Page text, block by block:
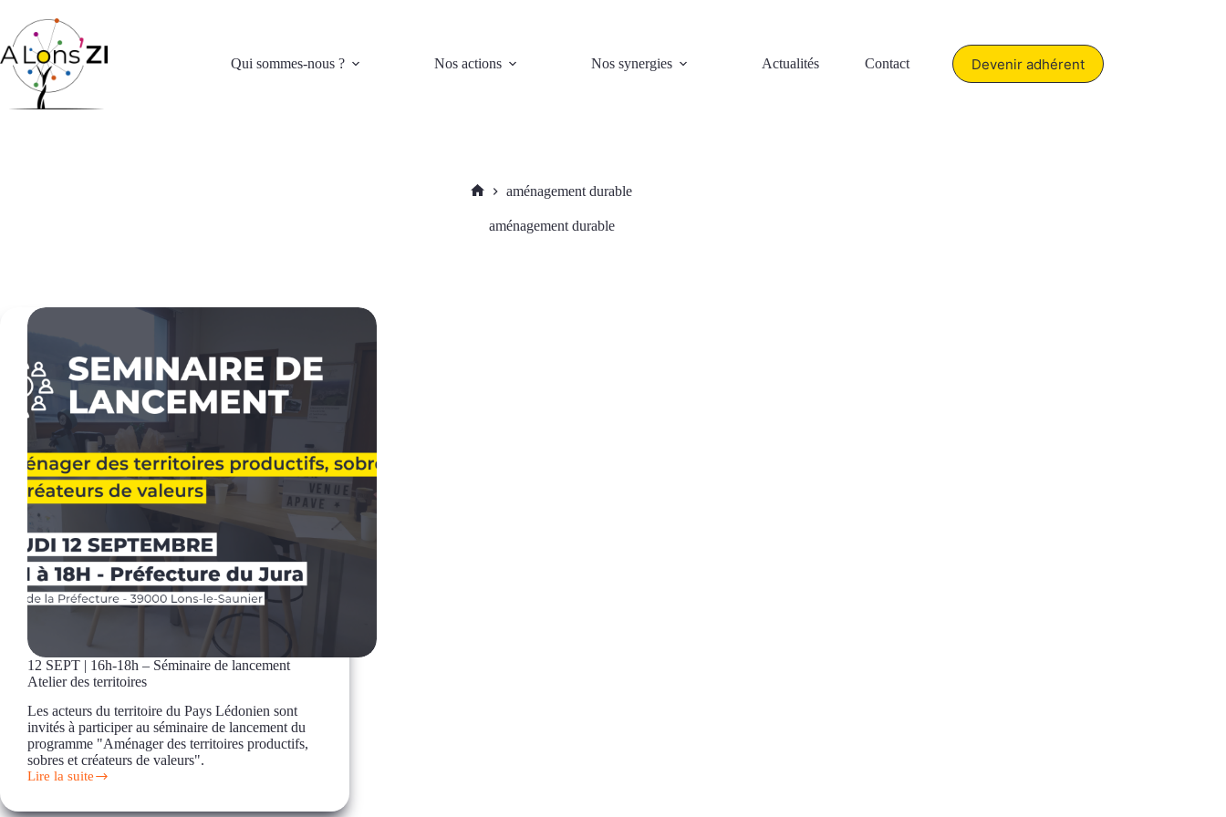
contenu
Qui sommes-nous ?
Nos actions Nos synergies Actualités Contact Devenir adhérent
aménagement durable
aménagement durable
12 SEPT | 16h-18h – Séminaire de lancement
Atelier des territoires
Les acteurs du territoire du Pays Lédonien sont
invités à participer au séminaire de lancement du
programme "Aménager des territoires productifs,
sobres et créateurs de valeurs".
Lire la suite
12
|